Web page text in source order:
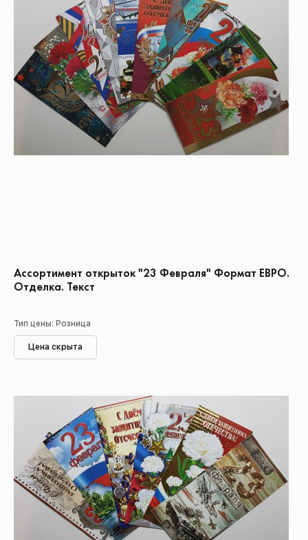
Ассортимент открыток "23 Февраля" Формат ЕВРО.
Отделка. Текст
Тип цены: Розница
Цена скрыта